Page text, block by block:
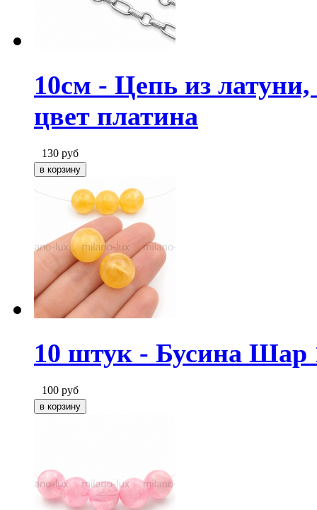
10см - Цепь из
цвет платина
130 руб
10 штук - Бусина
100 руб